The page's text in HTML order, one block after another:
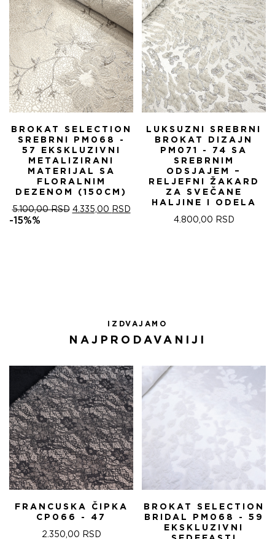
BROKAT SELECTION
SREBRNI PM068 -
57 EKSKLUZIVNI
METALIZIRANI
MATERIJAL SA
FLORALNIM
DEZENOM (150CM)
5.100,00RSD ОРИГИНАЛНА
4.335,00 RSDТРЕНУТНА
-15%%
LUKSUZNI SREBRNI
BROKAT DIZAJN
PM071 - 74 SA
SREBRNIM
ODSJAJEM –
RELJEFNI ŽAKARD
ZA SVEČANE
HALJINE I ODELA
4.800,00 RSD
IZDVAJAMO
NAJPRODAVANIJI
FRANCUSKA ČIPKA
CP066 - 47
2.350,00 RSD
BROKAT SELECTION
BRIDAL PM068 - 59
EKSKLUZIVNI